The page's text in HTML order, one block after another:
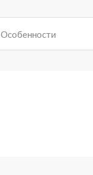
Особенности